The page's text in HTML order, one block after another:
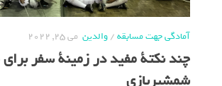
آمادگی جهت مسابقه/والدین می 25, 2022
چند نکتة مفید در زمینة سفر برای
شمشیربازی